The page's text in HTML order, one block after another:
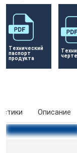
Технический
паспорт
продукта
Описание